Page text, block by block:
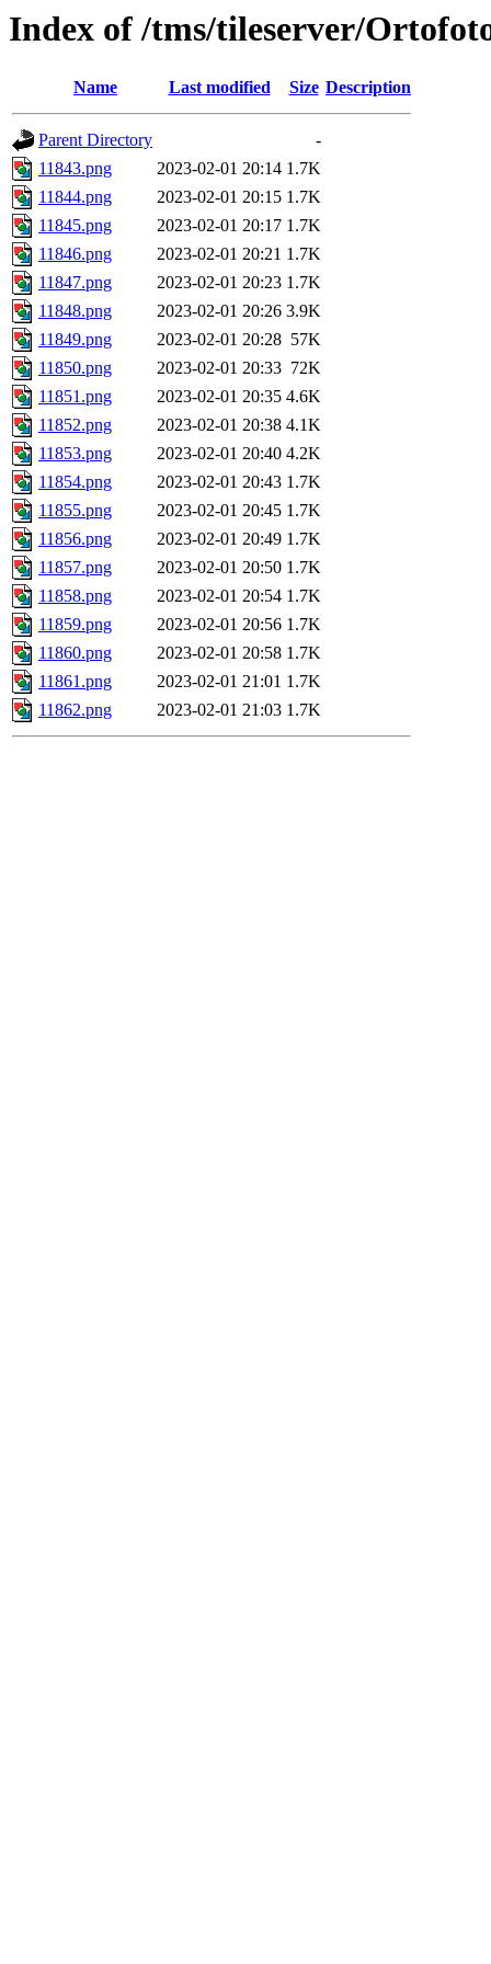
Index of /tms/tileserver/
Name Last modified Size Description
Parent Directory
-
11843.png
2023-02-01 20:14 1.7K
11844.png
2023-02-01 20:15 1.7K
11845.png
2023-02-01 20:17 1.7K
11846.png
2023-02-01 20:21 1.7K
11847.png
2023-02-01 20:23 1.7K
11848.png
2023-02-01 20:26 3.9K
11849.png
2023-02-01 20:28 57K
11850.png
2023-02-01 20:33 72K
11851.png
2023-02-01 20:35 4.6K
11852.png
2023-02-01 20:38 4.1K
11853.png
2023-02-01 20:40 4.2K
11854.png
2023-02-01 20:43 1.7K
11855.png
2023-02-01 20:45 1.7K
11856.png
2023-02-01 20:49 1.7K
11857.png
2023-02-01 20:50 1.7K
11858.png
2023-02-01 20:54 1.7K
11859.png
2023-02-01 20:56 1.7K
11860.png
2023-02-01 20:58 1.7K
11861.png
2023-02-01 21:01 1.7K
11862.png
2023-02-01 21:03 1.7K